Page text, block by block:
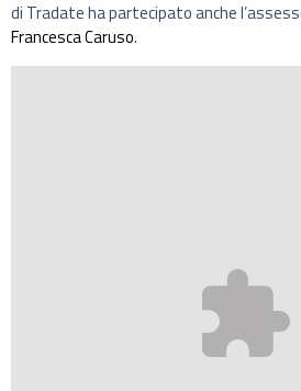
di Tradate ha partecipato anche
Francesca Caruso.